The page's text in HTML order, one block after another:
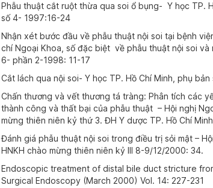
Phẫu thuật cắt ruột thừa qua soi ổ bụng- Y học TP.
số 4- 1997:16-24
Nhận xét bước đầu về phẫu thuật nội soi tại bệnh
chí Ngoại Khoa, số đặc biệt về phẫu thuật nội soi và
6- phần 2-1998: 11-17
Cắt lách qua nội soi- Y học TP. Hồ Chí Minh, phụ
Chấn thương và vết thương tá tràng: Phân tích các
thành công và thất bại của phẫu thuật – Hội nghị
mừng thiên niên kỷ thứ 3. ĐH Y dược TP. Hồ Chí
Đánh giá phẫu thuật nội soi trong điều trị sỏi mật –
HNKH chào mừng thiên niên kỷ III 8-9/12/2000: 34.
Endoscopic treatment of distal bile duct stricture
Surgical Endoscopy (March 2000) Vol. 14: 227-231